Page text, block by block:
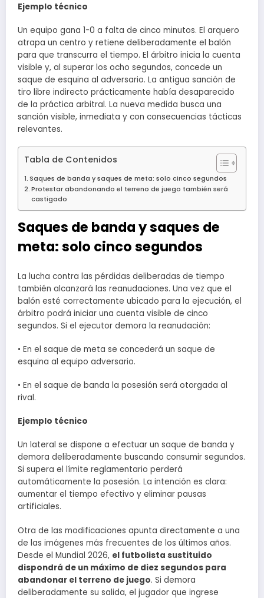
Ejemplo técnico
Un equipo gana 1-0 a falta de cinco minutos. El arquero
atrapa un centro y retiene deliberadamente el balón
para que transcurra el tiempo. El árbitro inicia la cuenta
visible y, al superar los ocho segundos, concede un
saque de esquina al adversario. La antigua sanción de
tiro libre indirecto prácticamente había desaparecido
de la práctica arbitral. La nueva medida busca una
sanción visible, inmediata y con consecuencias tácticas
relevantes.
Tabla de Contenidos
Saques de banda y saques de meta: solo cinco segundos
Protestar abandonando el terreno de juego también será
castigado
Saques de banda y saques de
meta: solo cinco segundos
La lucha contra las pérdidas deliberadas de tiempo
también alcanzará las reanudaciones. Una vez que el
balón esté correctamente ubicado para la ejecución, el
árbitro podrá iniciar una cuenta visible de cinco
segundos. Si el ejecutor demora la reanudación:
• En el saque de meta se concederá un saque de
esquina al equipo adversario.
• En el saque de banda la posesión será otorgada al
rival.
Ejemplo técnico
Un lateral se dispone a efectuar un saque de banda y
demora deliberadamente buscando consumir segundos.
Si supera el límite reglamentario perderá
automáticamente la posesión. La intención es clara:
aumentar el tiempo efectivo y eliminar pausas
artificiales.
Otra de las modificaciones apunta directamente a una
de las imágenes más frecuentes de los últimos años.
Desde el Mundial 2026, el futbolista sustituido
dispondrá de un máximo de diez segundos para
abandonar el terreno de juego. Si demora
deliberadamente su salida, el jugador que ingrese